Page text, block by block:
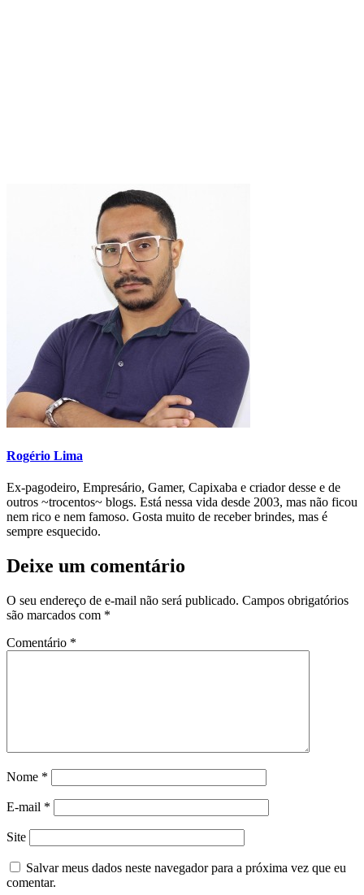
Rogério Lima
Ex-pagodeiro, Empresário, Gamer, Capixaba e criador desse e de
outros ~trocentos~ blogs. Está nessa vida desde 2003, mas não ficou
nem rico e nem famoso. Gosta muito de receber brindes, mas é
sempre esquecido.
Deixe um comentário
O seu endereço de e-mail não será publicado. Campos obrigatórios
são marcados com *
Comentário *
Nome *
E-mail *
Site
Salvar meus dados neste navegador para a próxima vez que eu
comentar.